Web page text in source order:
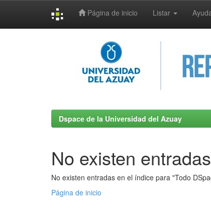
Página de inicio Listar
Dspace de la Universidad del Azuay
No existen
No existen entradas en el índice para "Todo
Página de inicio